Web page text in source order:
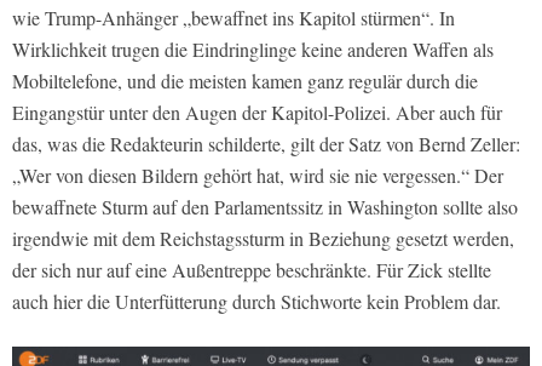
wie Trump-Anhänger „bewaffnet ins Kapitol stürmen“. In
Wirklichkeit trugen die Eindringlinge keine anderen Waffen als
Mobiltelefone, und die meisten kamen ganz regulär durch die
Eingangstür unter den Augen der Kapitol-Polizei. Aber auch für
das, was die Redakteurin schilderte, gilt der Satz von Bernd Zeller:
„Wer von diesen Bildern gehört hat, wird sie nie vergessen.“ Der
bewaffnete Sturm auf den Parlamentssitz in Washington sollte also
irgendwie mit dem Reichstagssturm in Beziehung gesetzt werden,
der sich nur auf eine Außentreppe beschränkte. Für Zick stellte
auch hier die Unterfütterung durch Stichworte kein Problem dar.